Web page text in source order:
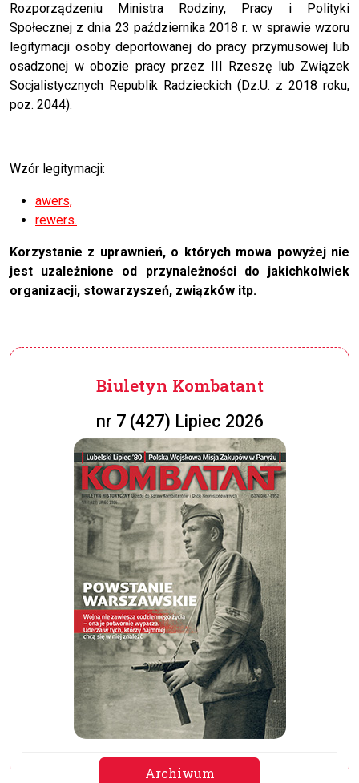
Rozporządzeniu Ministra Rodziny, Pracy i Polityki
Społecznej z dnia 23 października 2018 r. w sprawie wzoru
legitymacji osoby deportowanej do pracy przymusowej lub
osadzonej w obozie pracy przez III Rzeszę lub Związek
Socjalistycznych Republik Radzieckich (Dz.U. z 2018 roku,
poz. 2044).
Wzór legitymacji:
awers,
rewers.
Korzystanie z uprawnień, o których mowa powyżej nie
jest uzależnione od przynależności do jakichkolwiek
organizacji, stowarzyszeń, związków itp.
Biuletyn Kombatant
nr 7 (427) Lipiec 2026
Archiwum